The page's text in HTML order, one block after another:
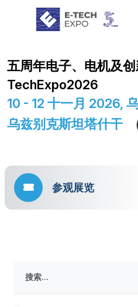
五周年电子、电机及
TechExpo2026
10 - 12 十一月 2026,
乌兹别克斯坦塔什干
参观展览